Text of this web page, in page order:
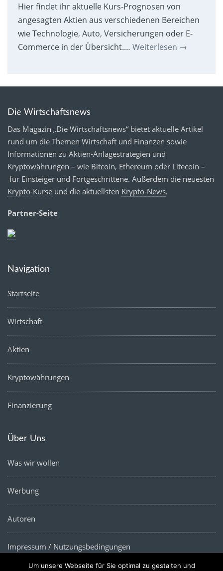
Hier findet ihr aktuelle Kurs-Prognosen von
angesagten Aktien aus verschiedenen Bereichen
wie Technologie, Auto, Versicherungen oder E-
Commerce in der Übersicht.… Weiterlesen →
Die Wirtschaftsnews
Das Magazin „Die Wirtschaftsnews“ bietet aktuelle Artikel
rund um die Themen Wirtschaft und Finanzen sowie
Informationen zu Aktien-Anlagestrategien und
Kryptowährungen – wie Bitcoin, Ethereum oder Litecoin –
für Einsteiger und Fortgeschrittene. Außerdem die neuesten
Krypto-Kurse und die aktuellsten Krypto-News.
Partner-Seite
Navigation
Startseite
Wirtschaft
Aktien
Kryptowährungen
Finanzierung
Über Uns
Was wir wollen
Werbung
Autoren
Impressum / Nutzungsbedingungen
Um unsere Webseite für Sie optimal zu gestalten und